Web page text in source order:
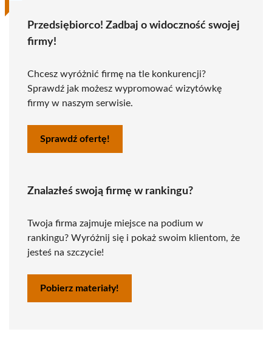
Przedsiębiorco! Zadbaj o widoczność swojej
firmy!
Chcesz wyróżnić firmę na tle konkurencji?
Sprawdź jak możesz wypromować wizytówkę
firmy w naszym serwisie.
Sprawdź ofertę!
Znalazłeś swoją firmę w rankingu?
Twoja firma zajmuje miejsce na podium w
rankingu? Wyróżnij się i pokaż swoim klientom, że
jesteś na szczycie!
Pobierz materiały!